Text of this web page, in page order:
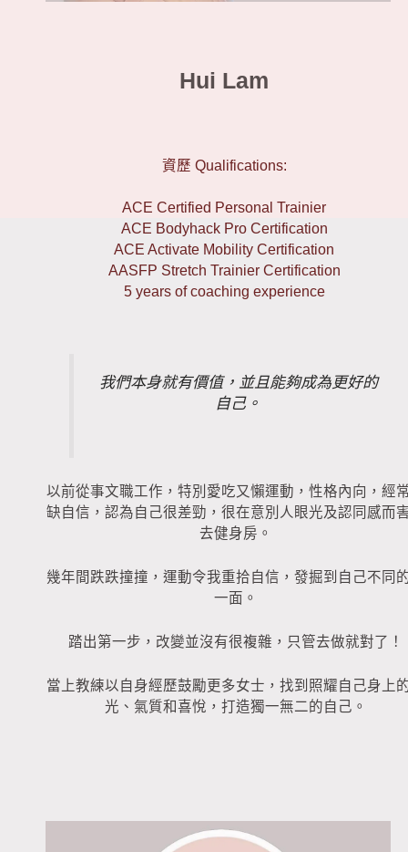
Hui Lam
資歷 Qualifications:
ACE Certified Personal Trainier
ACE Bodyhack Pro Certification
ACE Activate Mobility Certification
AASFP Stretch Trainier Certification
5 years of coaching experience
我們本身就有價值，並且能夠成為更好的
自己。
以前從事文職工作，特別愛吃又懶運動，性格內向，經
缺自信，認為自己很差勁，很在意別人眼光及認同感而
去健身房。
幾年間跌跌撞撞，運動令我重拾自信，發掘到自己不同
一面。
踏出第一步，改變並沒有很複雜，只管去做就對了！
當上教練以自身經歷鼓勵更多女士，找到照耀自己身上
光、氣質和喜悅，打造獨一無二的自己。